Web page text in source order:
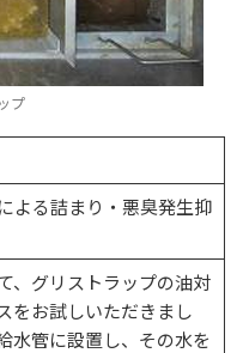
プ
よる詰まり・悪臭発生抑
、グリストラップの油対
をお試しいただきまし
水管に設置し、その水を